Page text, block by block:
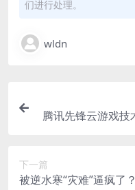
们进行处理。
wldn
腾讯先锋云游戏技
下一篇
被逆水寒“灾难”逼疯了